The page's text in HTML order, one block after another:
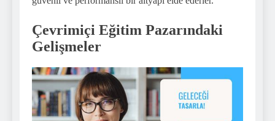
Çevrimiçi Eğitim Pazarındaki
Gelişmeler